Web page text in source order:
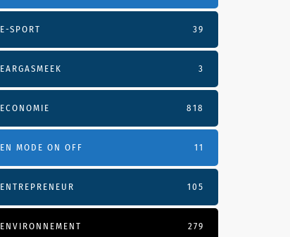
E-SPORT 39
EARGASMEEK 3
ECONOMIE 818
EN MODE ON OFF 11
ENTREPRENEUR 105
ENVIRONNEMENT 279